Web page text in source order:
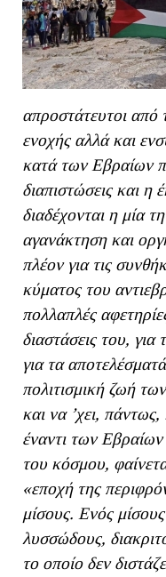
απροστάτευτοι
ενοχής αλλά και
κατά των Εβραίων
διαπιστώσεις και
διαδέχονται η μία
αγανάκτηση και
πλέον για τις
κύματος του
πολλαπλές
διαστάσεις του, για
για τα
πολιτισμική ζωή
και να ’χει, πάντως,
έναντι των
του κόσμου,
«εποχή της
μίσους. Ενός
λυσσώδους,
το οποίο δεν